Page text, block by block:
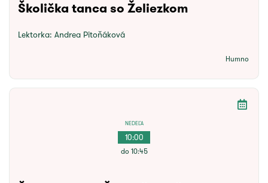
Školička tanca so Želiezkom
Lektorka: Andrea Pitoňáková
Humno
NEDEĽA
10:00
do 10:45